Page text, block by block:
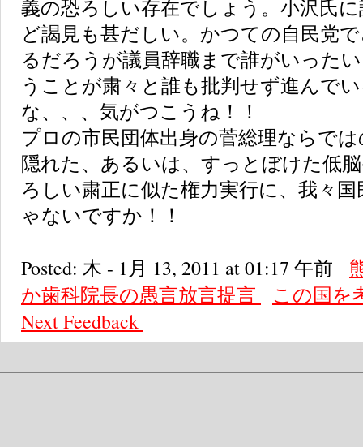
義の恐ろしい存在でしょう。小沢氏
ど謁見も甚だしい。かつての自民党
るだろうが議員辞職まで誰がいった
うことが粛々と誰も批判せず進んで
な、、、気がつこうね！！
プロの市民団体出身の菅総理ならで
隠れた、あるいは、すっとぼけた低
ろしい粛正に似た権力実行に、我々
ゃないですか！！
Posted: 木 - 1月 13, 2011 at 01:17 午前
か歯科院長の愚言放言提言
この国を
NextFeedback